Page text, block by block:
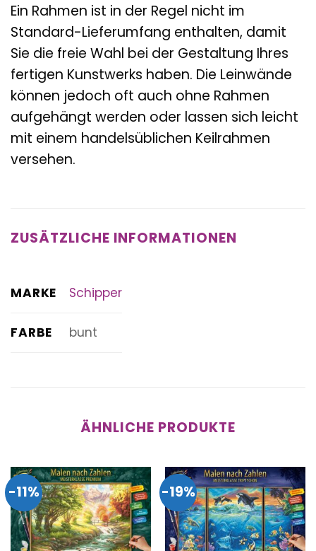
Ein Rahmen ist in der Regel nicht im
Standard-Lieferumfang enthalten, damit
Sie die freie Wahl bei der Gestaltung Ihres
fertigen Kunstwerks haben. Die Leinwände
können jedoch oft auch ohne Rahmen
aufgehängt werden oder lassen sich leicht
mit einem handelsüblichen Keilrahmen
versehen.
ZUSÄTZLICHE INFORMATIONEN
MARKE Schipper
FARBE bunt
ÄHNLICHE PRODUKTE
-11% -19%